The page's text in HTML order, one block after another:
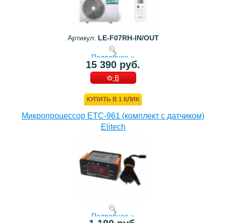
Артикул: LE-F07RH-IN/OUT
Подробнее »
15 390 руб.
В
КУПИТЬ В 1 КЛИК
Микропроцессор ETC-961 (комплект c датчиком)
Elitech
Подробнее »